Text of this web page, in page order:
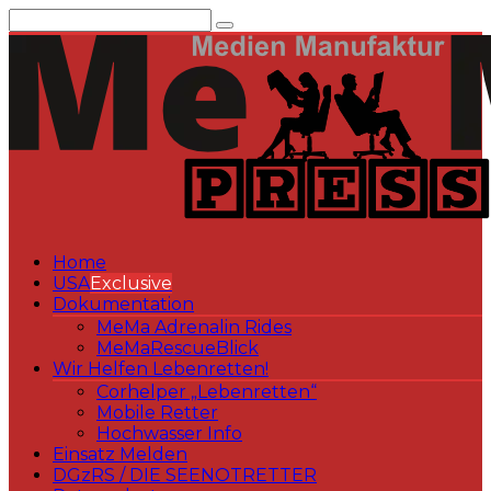
Inhalt
springen
Home
USAExclusive
Dokumentation
MeMa Adrenalin Rides
MeMaRescueBlick
Wir Helfen Lebenretten!
Corhelper „Lebenretten“
Mobile Retter
Hochwasser Info
Einsatz Melden
DGzRS / DIE SEENOTRETTER